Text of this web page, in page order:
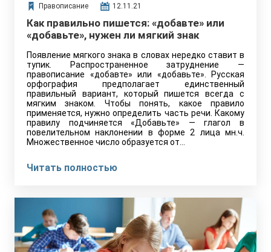
Правописание 12.11.21
Как правильно пишется: «добавте» или
«добавьте», нужен ли мягкий знак
Появление мягкого знака в словах нередко ставит в
тупик. Распространенное затруднение —
правописание «добавте» или «добавьте». Русская
орфография предполагает единственный
правильный вариант, который пишется всегда с
мягким знаком. Чтобы понять, какое правило
применяется, нужно определить часть речи. Какому
правилу подчиняется «Добавьте» — глагол в
повелительном наклонении в форме 2 лица мн.ч.
Множественное число образуется от…
Читать полностью